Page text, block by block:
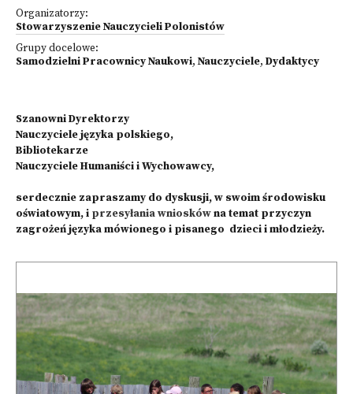
Organizatorzy:
Stowarzyszenie Nauczycieli Polonistów
Grupy docelowe:
Samodzielni Pracownicy Naukowi, Nauczyciele, Dydaktycy
Szanowni Dyrektorzy
Nauczyciele języka polskiego,
Bibliotekarze
Nauczyciele Humaniści i Wychowawcy,
serdecznie zapraszamy do dyskusji, w swoim środowisku
oświatowym, i przesyłania wnioskówna temat przyczyn
zagrożeń języka mówionego i pisanego dzieci i młodzieży.